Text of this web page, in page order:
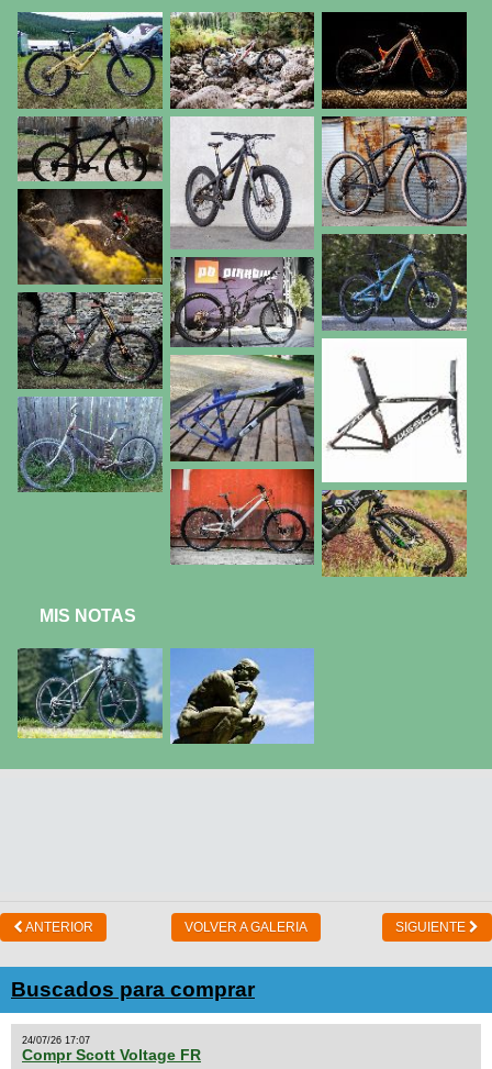
MIS NOTAS
ANTERIOR VOLVER A GALERIA SIGUIENTE
Buscados para comprar
24/07/26 17:07
Compr Scott Voltage FR